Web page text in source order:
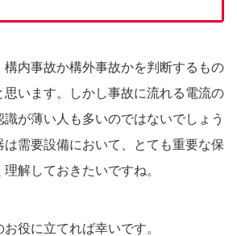
構内事故か構外事故かを判断するもの
思います。しかし事故に流れる電流の
が薄い人も多いのではないでしょう
需要設備において、とても重要な保
解しておきたいですね。
役に立てれば幸いです。